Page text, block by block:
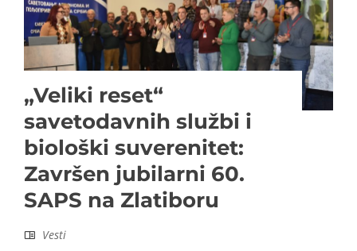
„Veliki reset“
savetodavnih službi i
biološki suverenitet:
Završen jubilarni 60.
SAPS na Zlatiboru
Vesti